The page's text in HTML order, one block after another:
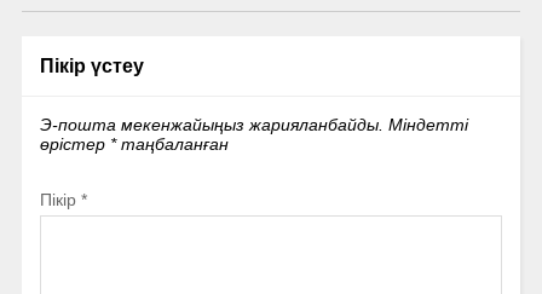
Пікір үстеу
Э-пошта мекенжайыңыз жарияланбайды. Міндетті
өрістер *таңбаланған
Пікір *